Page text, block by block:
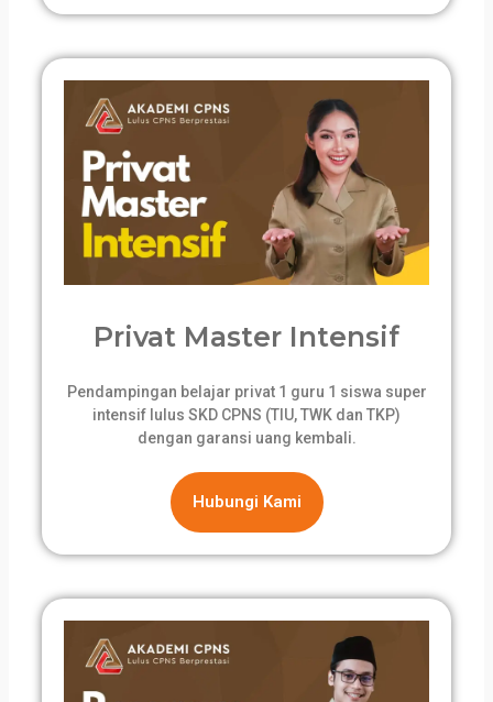
Privat Master Intensif
Pendampingan belajar privat 1 guru 1 siswa super
intensif lulus SKD CPNS (TIU, TWK dan TKP)
dengan garansi uang kembali.
Hubungi Kami